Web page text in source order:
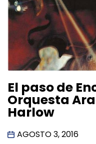
El paso de
Orquesta
Harlow
AGOSTO 3, 2016